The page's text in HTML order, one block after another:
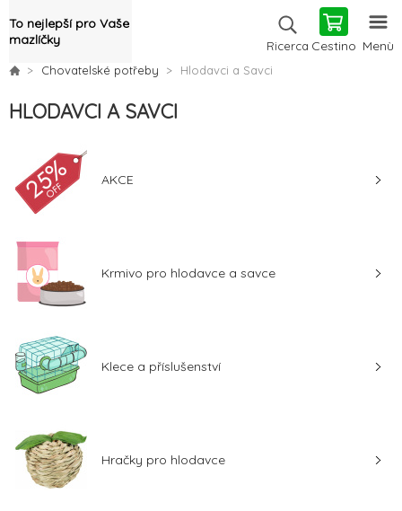
To nejlepší pro Vaše
mazlíčky
Ricerca Cestino Menù
Chovatelské potřeby Hlodavci a Savci
HLODAVCI A SAVCI
AKCE
Krmivo pro hlodavce a savce
Klece a příslušenství
Hračky pro hlodavce